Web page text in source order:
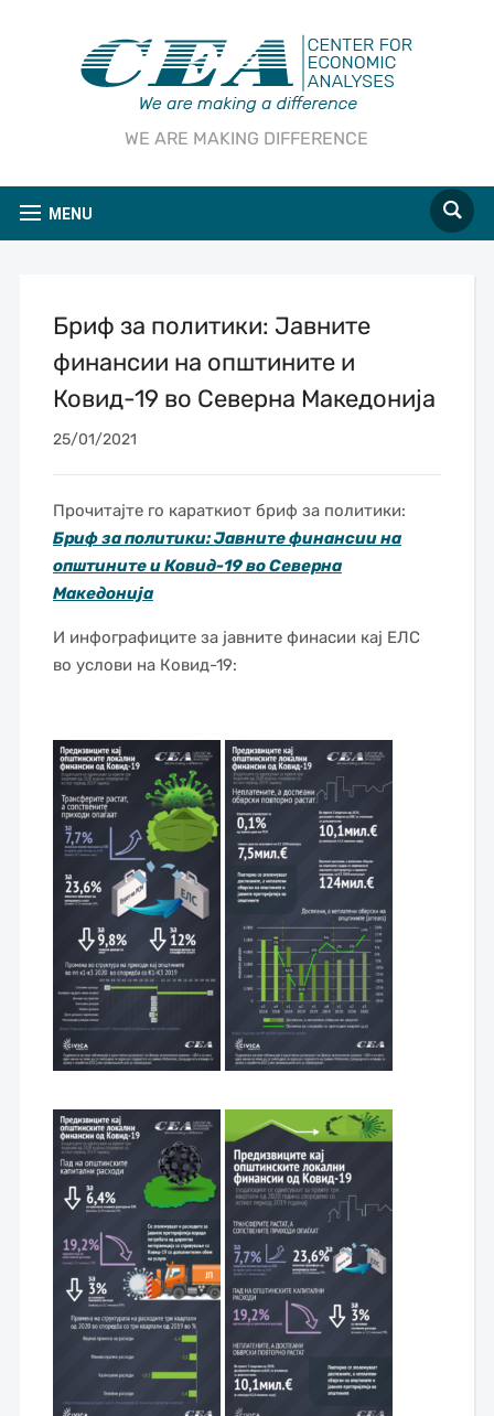
WE ARE MAKING DIFFERENCE
MENU
Бриф за политики: Јавните
финансии на општините и
Ковид-19 во Северна Македонија
25/01/2021
Прочитајте го караткиот бриф за политики:
Бриф за политики: Јавните финансии на
општините и Ковид-19 во Северна
Македонија
И инфографиците за јавните финасии кај ЕЛС
во услови на Ковид-19: